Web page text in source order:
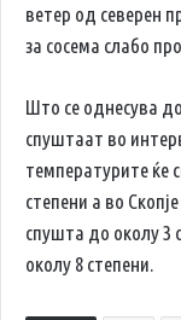
ветер од северен
за сосема слабо
Што се однесува
спуштаат во
температурите ќе
степени а во
спушта до околу 3
околу 8 степени.